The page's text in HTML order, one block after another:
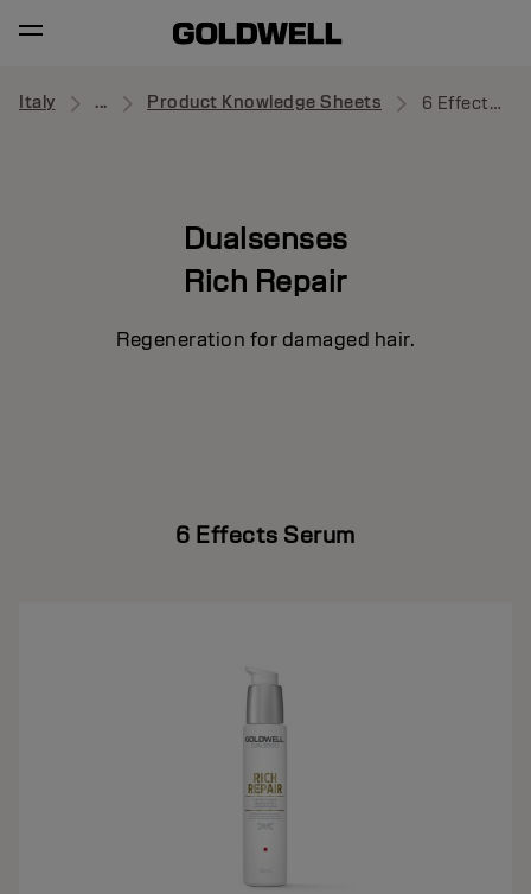
Italy ... Product Knowledge Sheets 6 Effects Serum
Dualsenses
Rich Repair
Regeneration for damaged hair.
6 Effects Serum